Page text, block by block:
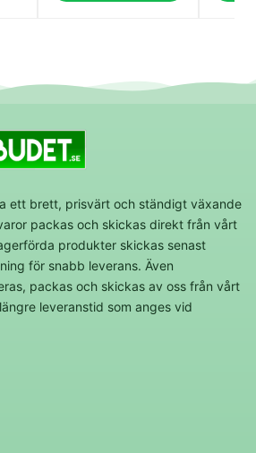
ett brett, prisvärt och ständigt växande
packas och skickas direkt från vårt
produkter skickas senast
för snabb leverans. Även
packas och skickas av oss från vårt
leveranstid som anges vid